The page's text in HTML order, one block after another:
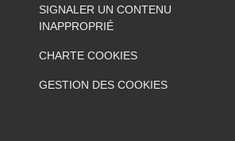
SIGNALER UN CONTENU
INAPPROPRIÉ
CHARTE COOKIES
GESTION DES COOKIES